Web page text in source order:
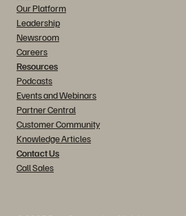
Our Platform
Leadership
Newsroom
Careers
Resources
Podcasts
Events and Webinars
Partner Central
Customer Community
Knowledge Articles
Contact Us
Call Sales